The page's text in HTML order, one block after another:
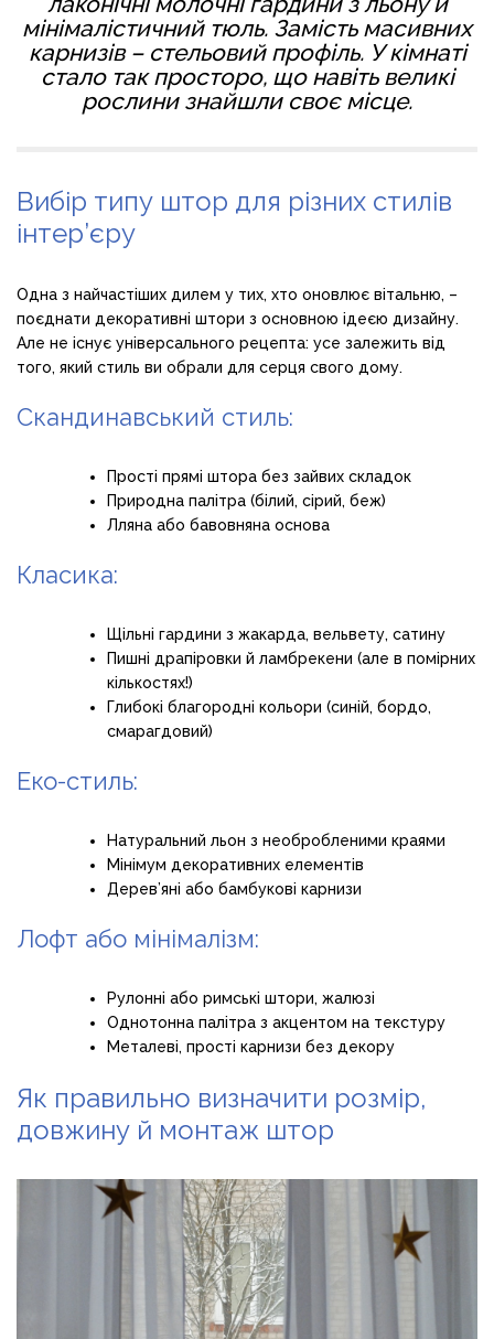
мінімалістичний тюль. Замість масивних
карнизів – стельовий профіль. У кімнаті
стало так просторо, що навіть великі
рослини знайшли своє місце.
Вибір типу штор для різних стилів
інтер’єру
Одна з найчастіших дилем у тих, хто оновлює вітальню, –
поєднати декоративні штори з основною ідеєю дизайну.
Але не існує універсального рецепта: усе залежить від
того, який стиль ви обрали для серця свого дому.
Скандинавський стиль:
Прості прямі штора без зайвих складок
Природна палітра (білий, сірий, беж)
Лляна або бавовняна основа
Класика:
Щільні гардини з жакарда, вельвету, сатину
Пишні драпіровки й ламбрекени (але в помірних
кількостях!)
Глибокі благородні кольори (синій, бордо,
смарагдовий)
Еко-стиль:
Натуральний льон з необробленими краями
Мінімум декоративних елементів
Дерев’яні або бамбукові карнизи
Лофт або мінімалізм:
Рулонні або римські штори, жалюзі
Однотонна палітра з акцентом на текстуру
Металеві, прості карнизи без декору
Як правильно визначити розмір,
довжину й монтаж штор